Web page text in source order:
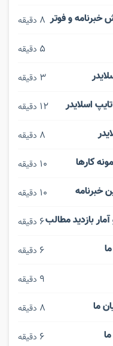
8 دقیقه
5 دقیقه
3 دقیقه
12 دقیقه
8 دقیقه
10 دقیقه
10 دقیقه
6 دقیقه
6 دقیقه
9 دقیقه
8 دقیقه
6 دقیقه